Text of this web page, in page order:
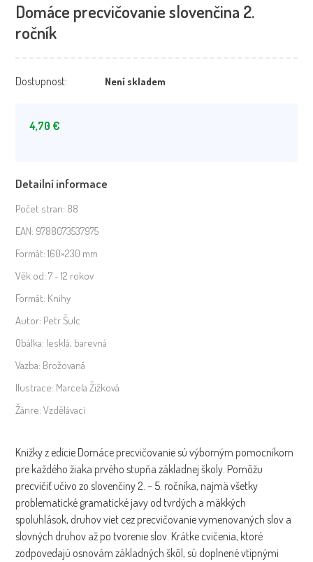
Domáce precvičovanie slovenčina 2.
ročník
Dostupnost: Není skladem
4,70 €
Detailní informace
Počet stran: 88
EAN: 9788073537975
Formát: 160×230 mm
Věk od: 7 - 12 rokov
Formát: Knihy
Autor: Petr Šulc
Obálka: lesklá, barevná
Vazba: Brožovaná
Ilustrace: Marcela Žižková
Žánre: Vzdělávací
Knižky z edície Domáce precvičovanie sú výborným pomocníkom
pre každého žiaka prvého stupňa základnej školy. Pomôžu
precvičiť učivo zo slovenčiny 2. – 5. ročníka, najmä všetky
problematické gramatické javy od tvrdých a mäkkých
spoluhlások, druhov viet cez precvičovanie vymenovaných slov a
slovných druhov až po tvorenie slov. Krátke cvičenia, ktoré
zodpovedajú osnovám základných škôl, sú doplnené vtipnými